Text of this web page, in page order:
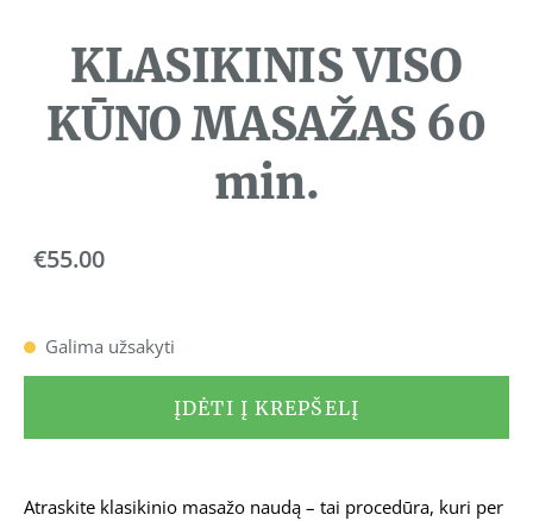
KLASIKINIS VISO
KŪNO MASAŽAS 60
min.
€55.00
Galima užsakyti
ĮDĖTI Į KREPŠELĮ
Atraskite klasikinio masažo naudą – tai procedūra, kuri per